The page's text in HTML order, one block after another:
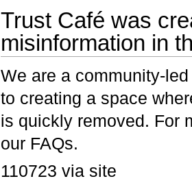
Trust Café was
misinformation in
We are a community-
to creating a space
is quickly removed. For
our FAQs.
110723 via site